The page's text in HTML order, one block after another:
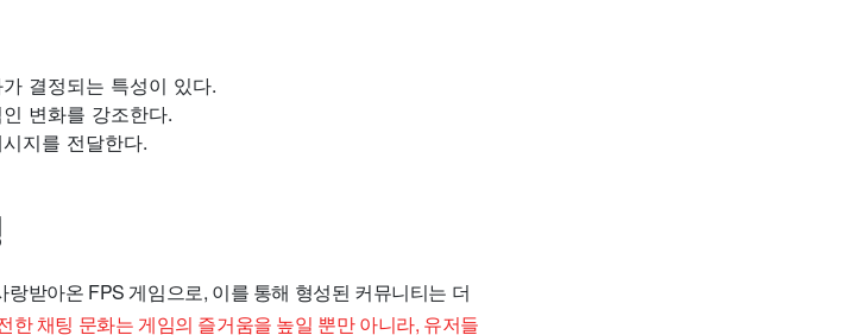
결정되는 특성이 있다.
변화를 강조한다.
지를 전달한다.
받아온 FPS 게임으로, 이를 통해 형성된 커뮤니티는 더
한 채팅 문화는 게임의 즐거움을 높일 뿐만 아니라, 유저들